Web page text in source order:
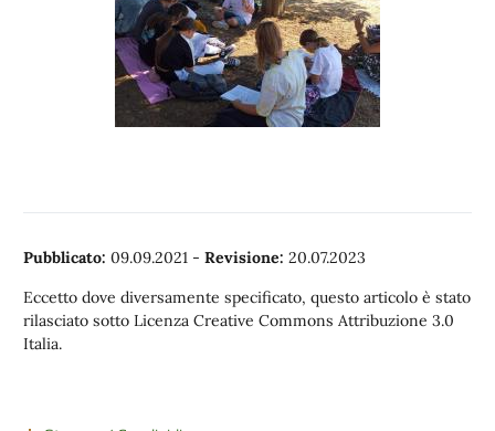
Pubblicato: 09.09.2021 - Revisione: 20.07.2023
Eccetto dove diversamente specificato, questo articolo è stato
rilasciato sotto Licenza Creative Commons Attribuzione 3.0
Italia.